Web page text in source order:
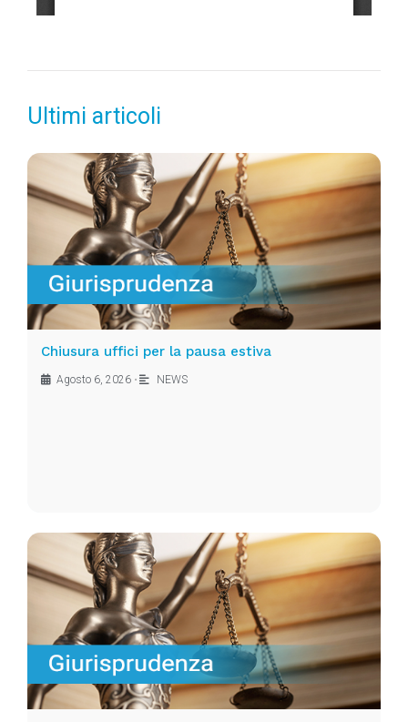
Ultimi articoli
Chiusura uffici per la pausa estiva
Agosto 6, 2026 • NEWS